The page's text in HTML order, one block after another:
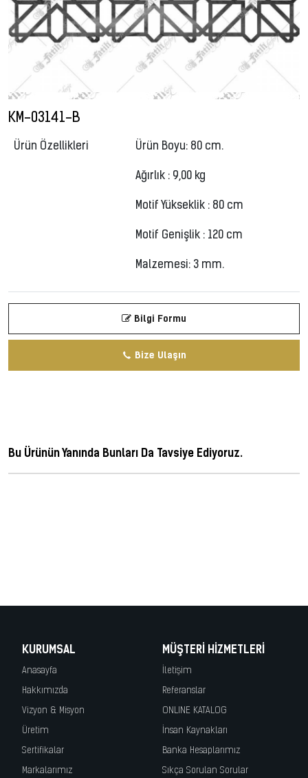
KM-03141-B
Ürün Özellikleri Ürün Boyu: 80 cm.
Ağırlık : 9,00 kg
Motif Yükseklik : 80 cm
Motif Genişlik : 120 cm
Malzemesi: 3 mm.
Bilgi Formu
Bize Ulaşın
Bu Ürünün Yanında Bunları Da Tavsiye Ediyoruz.
KURUMSAL
Anasayfa
Hakkımızda
Vizyon & Misyon
Üretim
Sertifikalar
Markalarımız
MÜŞTERI HIZMETLERI
İletişim
Referanslar
ONLINE KATALOG
İnsan Kaynakları
Banka Hesaplarımız
Sıkça Sorulan Sorular